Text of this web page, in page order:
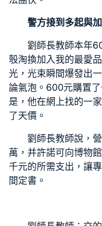
警方接到多起與
劉師長教師本年
彀淘換加入我的最愛
光，光束瞬間爆發出
論氣泡。600元購置
是，他在網上找的一
了天價。
劉師長教師說，
萬，并許諾可向博物
千元的所需支出，讓
間定書。